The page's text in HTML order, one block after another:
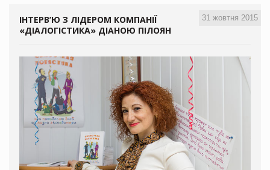
31 жовтня 2015
ІНТЕРВ’Ю З ЛІДЕРОМ КОМПАНІЇ
«ДІАЛОГІСТИКА» ДІАНОЮ ПІЛОЯН